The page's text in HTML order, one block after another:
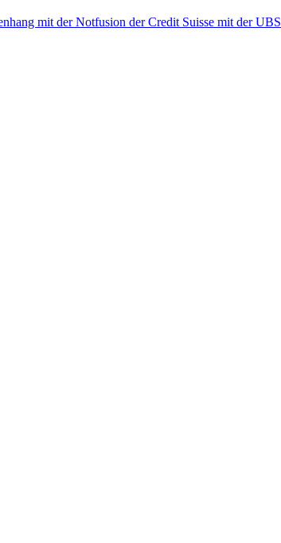
mit der Notfusion der Credit Suisse mit der UBS